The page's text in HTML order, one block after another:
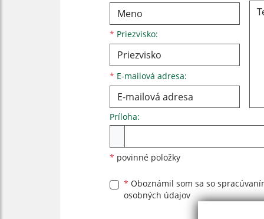
* Priezvisko:
* E-mailová adresa:
Príloha:
* povinné položky
* Oboznámil som sa so
osobných údajov